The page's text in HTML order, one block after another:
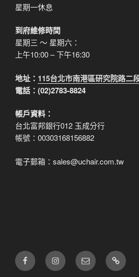
星期一休息
到府維修時間
星期三 ～ 星期六：
上午10:00 – 下午16:30
地址： 115台北市南港區研究院路二
電話：(02)2783-8824
帳戶資料：
台北富邦銀行012 玉成分行
帳號：00303168156882
電子郵箱：sales@uchair.com.tw
FB IG
電
子
LINE